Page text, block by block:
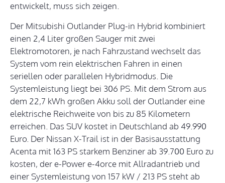
entwickelt, muss sich zeigen.
Der Mitsubishi Outlander Plug-in Hybrid kombiniert
einen 2,4 Liter großen Sauger mit zwei
Elektromotoren, je nach Fahrzustand wechselt das
System vom rein elektrischen Fahren in einen
seriellen oder parallelen Hybridmodus. Die
Systemleistung liegt bei 306 PS. Mit dem Strom aus
dem 22,7 kWh großen Akku soll der Outlander eine
elektrische Reichweite von bis zu 85 Kilometern
erreichen. Das SUV kostet in Deutschland ab 49.990
Euro. Der Nissan X-Trail ist in der Basisausstattung
Acenta mit 163 PS starkem Benziner ab 39.700 Euro zu
kosten, der e-Power e-4orce mit Allradantrieb und
einer Systemleistung von 157 kW / 213 PS steht ab